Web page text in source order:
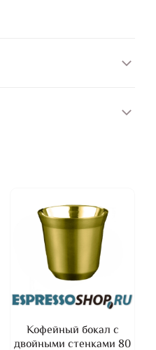
Кофейный бокал с
двойными стенками 80